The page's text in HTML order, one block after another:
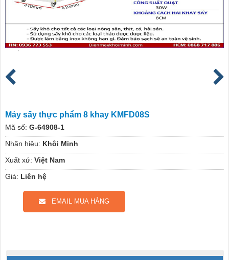
Máy sấy thực phẩm 8 khay KMFD08S
Mã số: G-64908-1
Nhãn hiệu: Khôi Minh
Xuất xứ: Việt Nam
Giá: Liên hệ
EMAIL MUA HÀNG